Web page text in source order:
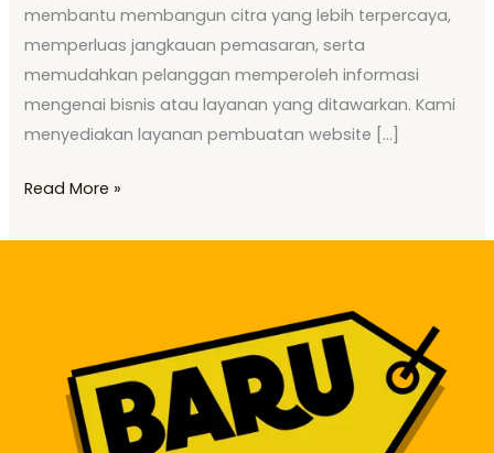
membantu membangun citra yang lebih terpercaya,
memperluas jangkauan pemasaran, serta
memudahkan pelanggan memperoleh informasi
mengenai bisnis atau layanan yang ditawarkan. Kami
menyediakan layanan pembuatan website […]
Read More »